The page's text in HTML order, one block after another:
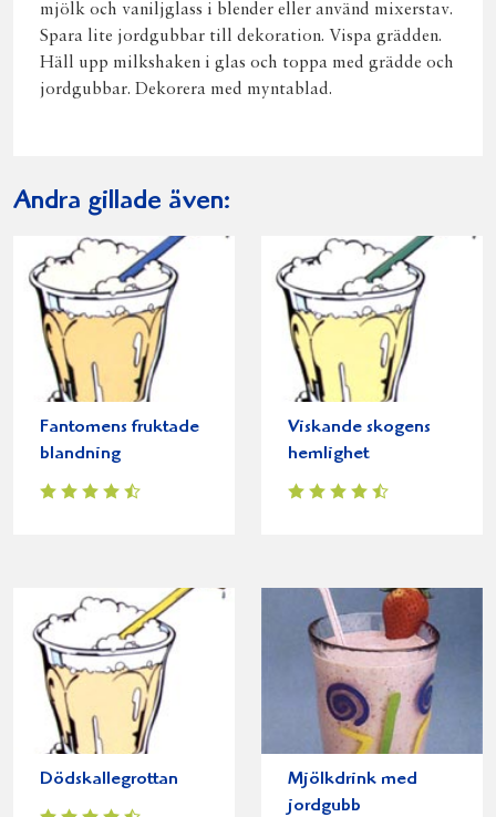
mjölk och vaniljglass i blender eller använd mixerstav.
Spara lite jordgubbar till dekoration. Vispa grädden.
Häll upp milkshaken i glas och toppa med grädde och
jordgubbar. Dekorera med myntablad.
Andra gillade även:
Fantomens fruktade
blandning
Viskande skogens
hemlighet
Dödskallegrottan
Mjölkdrink med
jordgubb